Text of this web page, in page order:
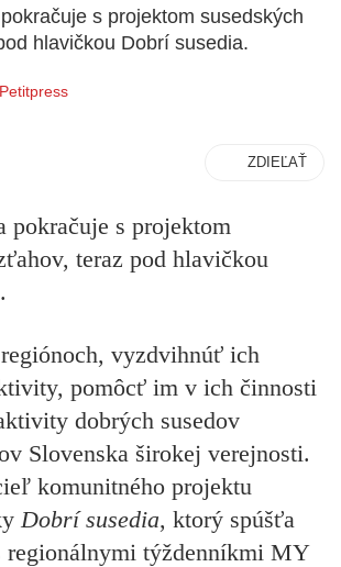
s projektom susedských
hlavičkou Dobrí susedia.
ZDIEĽAŤ
pokračuje s projektom
teraz pod hlavičkou
vyzdvihnúť ich
pomôcť im v ich činnosti
dobrých susedov
Slovenska širokej verejnosti.
komunitného projektu
Dobrí susedia, ktorý spúšťa
regionálnymi týždenníkmi MY